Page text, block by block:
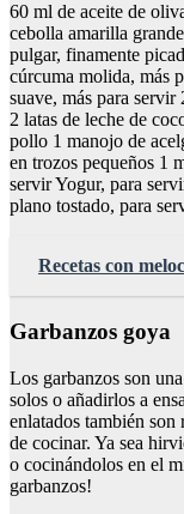
60 ml de aceite de
cebolla amarilla
pulgar, finamente
cúrcuma molida, más
suave, más para servir
2 latas de leche de
pollo 1 manojo de
en trozos pequeños 1
servir Yogur, para
plano tostado, para
Recetas con
Garbanzos goya
Los garbanzos son
solos o añadirlos a
enlatados también son
de cocinar. Ya sea
o cocinándolos en el
garbanzos!